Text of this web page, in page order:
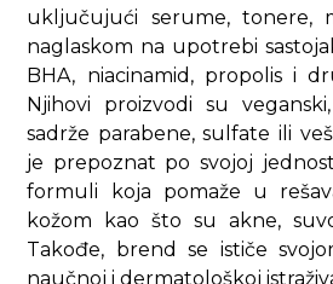
uključujući serume, tonere,
naglaskom na upotrebi
BHA, niacinamid, propolis i
Njihovi proizvodi su
sadrže parabene, sulfate ili
je prepoznat po svojoj
formuli koja pomaže u
kožom kao što su akne,
Takođe, brend se ističe
naučnoj i dermatološkoj